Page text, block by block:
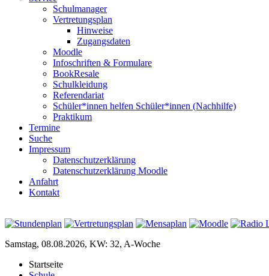
Schulmanager
Vertretungsplan
Hinweise
Zugangsdaten
Moodle
Infoschriften & Formulare
BookResale
Schulkleidung
Referendariat
Schüler*innen helfen Schüler*innen (Nachhilfe)
Praktikum
Termine
Suche
Impressum
Datenschutzerklärung
Datenschutzerklärung Moodle
Anfahrt
Kontakt
Samstag, 08.08.2026, KW: 32, A-Woche
Startseite